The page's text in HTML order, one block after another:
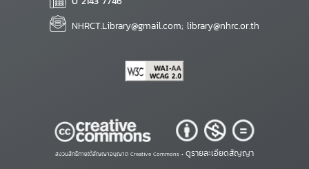
NHRCT.Library@gmail.com; library@nhrc.or.th
สงวนสิทธิ์ภายใต้สัญญาอนุญาต Creative Commons • ดูรายละเอียดสัญญา